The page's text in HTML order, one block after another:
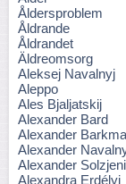
Åldersproblem
Åldrande
Åldrandet
Äldreomsorg
Aleksej Navalnyj
Aleppo
Ales Bjaljatskij
Alexander Bard
Alexander
Alexander
Alexander
Alexandra Erdélyi